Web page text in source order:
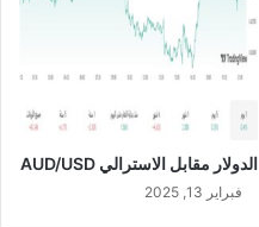
الدولار مقابل الاسترالي AUD/USD
فبراير 13, 2025